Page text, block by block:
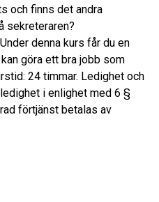
och finns det andra
sekreteraren?
denna kurs får du en
göra ett bra jobb som
24 timmar. Ledighet och
i enlighet med 6 §
förtjänst betalas av